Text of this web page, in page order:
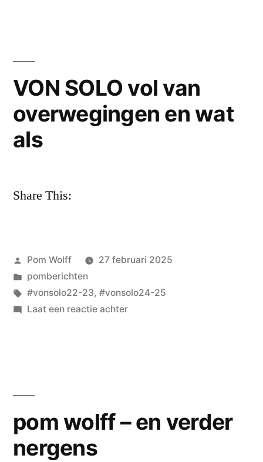
Linthorst
door
VON SOLO vol van
overwegingen en wat
als
Share This:
Geplaatst
door
Pom Wolff
27 februari 2025
Geplaatst
in
pomberichten
Tags:
#vonsolo22-23, #vonsolo24-25
Laat een reactie achterop
wat
pom wolff – en verder
nergens